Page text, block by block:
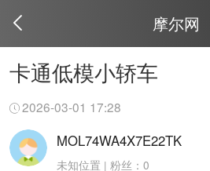
摩尔网
卡通低模小轿车
2026-03-01 17:28
MOL74WA4X7E22TK
未知位置 | 粉丝：0